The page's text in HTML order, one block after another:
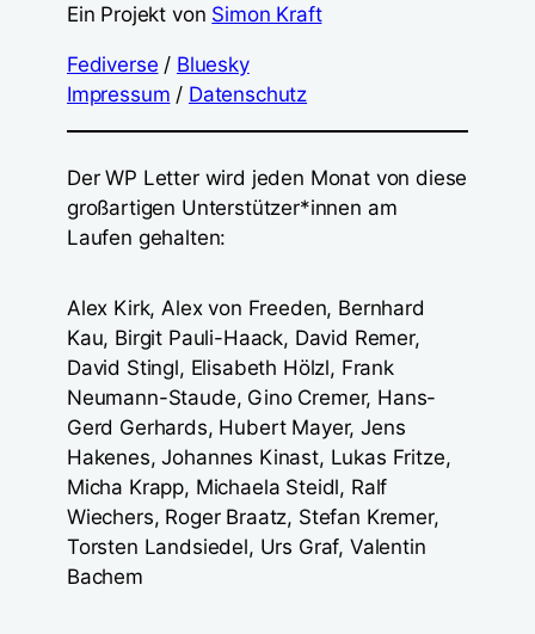
Ein Projekt von Simon Kraft
Fediverse / Bluesky
Impressum / Datenschutz
Der WP Letter wird jeden Monat von diese
großartigen Unterstützer*innen am
Laufen gehalten:
Alex Kirk, Alex von Freeden, Bernhard
Kau, Birgit Pauli-Haack, David Remer,
David Stingl, Elisabeth Hölzl, Frank
Neumann-Staude, Gino Cremer, Hans-
Gerd Gerhards, Hubert Mayer, Jens
Hakenes, Johannes Kinast, Lukas Fritze,
Micha Krapp, Michaela Steidl, Ralf
Wiechers, Roger Braatz, Stefan Kremer,
Torsten Landsiedel, Urs Graf, Valentin
Bachem